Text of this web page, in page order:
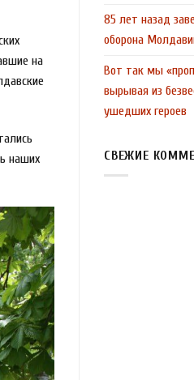
на
наших
85 лет назад
оборона
Вот так мы
вырывая из
ушедших героев
СВЕЖИЕ